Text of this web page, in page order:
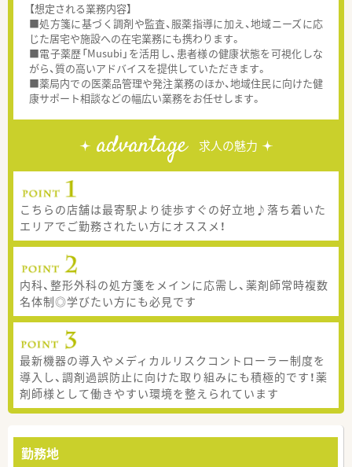
【想定される業務内容】
■処方箋に基づく調剤や監査、服薬指導に加え、地域ニーズに応
じた居宅や施設への在宅業務にも携わります。
■電子薬歴「Musubi」を活用し、患者様の健康状態を可視化しな
がら、質の高いアドバイスを提供していただきます。
■薬局内での医薬品管理や発注業務のほか、地域住民に向けた健
康サポート相談などの幅広い業務をお任せします。
advantage 求人の魅力
こちらの店舗は最寄駅より徒歩すぐの好立地♪落ち着いた
エリアでご勤務されたい方にオススメ！
内科、整形外科の処方箋をメインに応需し、薬剤師常時複数
名体制◎学びたい方にも必見です
最新機器の導入やメディカルリスクコントローラー制度を
導入し、調剤過誤防止に向けた取り組みにも積極的です！薬
剤師様として働きやすい環境を整えられています
勤務地